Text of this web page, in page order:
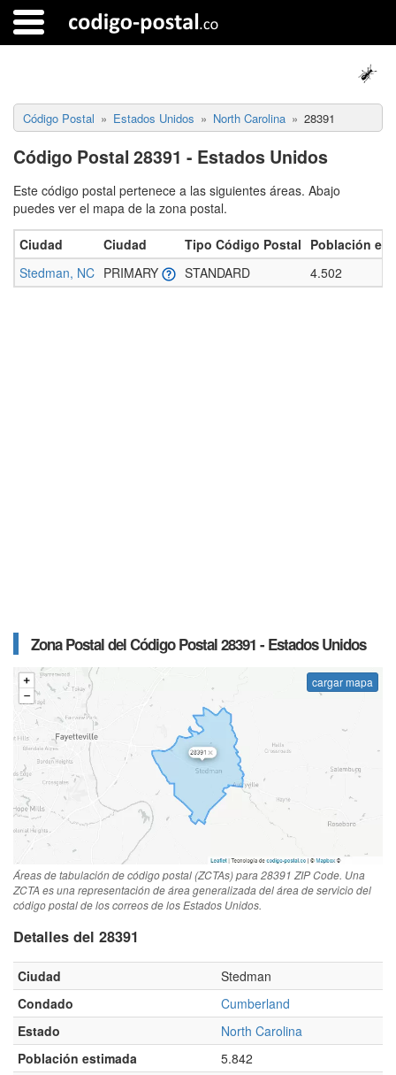
Código Postal Estados Unidos North Carolina 28391
Código Postal 28391 - Estados Unidos
Este código postal pertenece a las siguientes áreas. Abajo
puedes ver el mapa de la zona postal.
Ciudad Ciudad Tipo Código Postal Población
Stedman, NC PRIMARY STANDARD 4.502
Zona Postal del Código Postal 28391 - Estados Unidos
cargar mapa
Áreas de tabulación de código postal (ZCTAs) para 28391 ZIP Code. Una
ZCTA es una representación de área generalizada del área de servicio del
código postal de los correos de los Estados Unidos.
Detalles del 28391
Ciudad
Stedman
Condado
Cumberland
Estado
North Carolina
Población estimada
5.842